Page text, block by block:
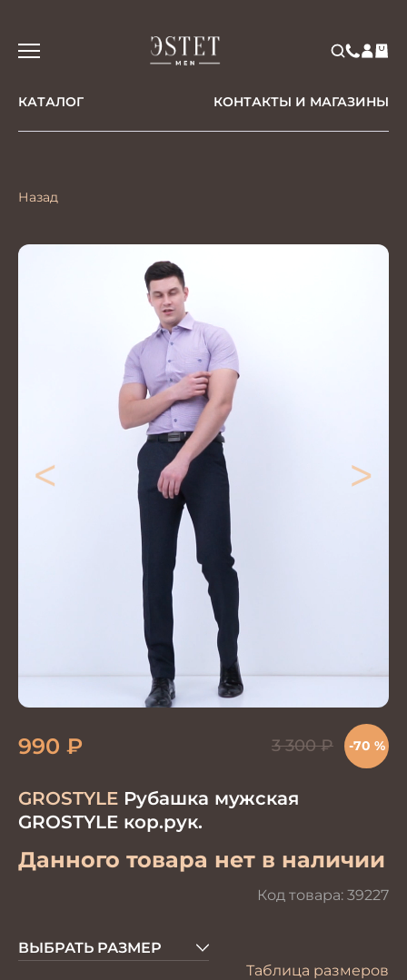
КАТАЛОГ КОНТАКТЫ И МАГАЗИНЫ
Назад
< >
GROSTYLE Рубашка мужская
GROSTYLE кор.рук.
Данного товара нет в наличии
Код товара: 39227
990 ₽ 3 300₽ -70 %
ВЫБРАТЬ РАЗМЕР
Таблица размеров